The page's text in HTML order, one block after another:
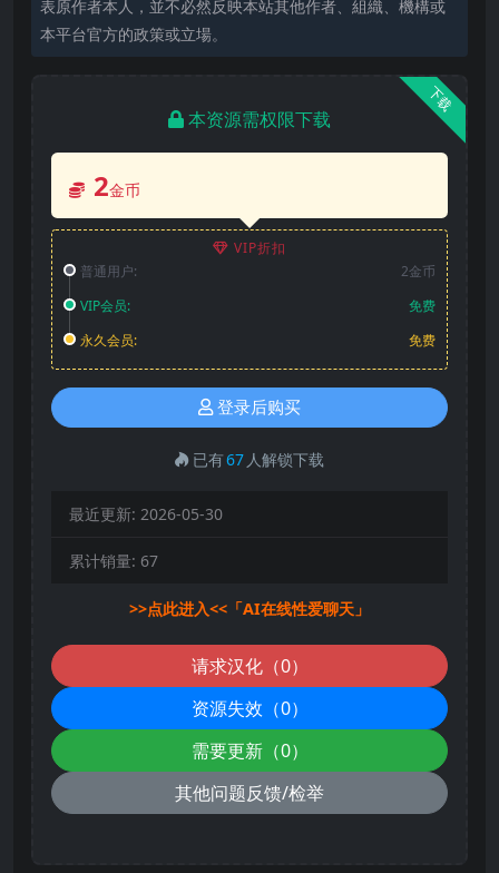
表原作者本人，並不必然反映本站其他作者、組織、機構或
本平台官方的政策或立場。
下载
本资源需权限下载
2金币
VIP折扣
普通用户:
2金币
VIP会员:
免费
永久会员:
免费
登录后购买
已有67 人解锁下载
最近更新: 2026-05-30
累计销量: 67
>>点此进入<<「AI在线性爱聊天」
请求汉化（0）
资源失效（0）
需要更新（0）
其他问题反馈/检举